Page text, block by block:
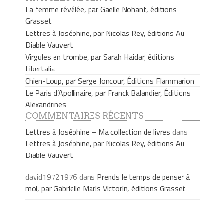
La femme révélée, par Gaëlle Nohant, éditions
Grasset
Lettres à Joséphine, par Nicolas Rey, éditions Au
Diable Vauvert
Virgules en trombe, par Sarah Haidar, éditions
Libertalia
Chien-Loup, par Serge Joncour, Éditions Flammarion
Le Paris d’Apollinaire, par Franck Balandier, Éditions
Alexandrines
COMMENTAIRES RÉCENTS
Lettres à Joséphine – Ma collection de livres dans
Lettres à Joséphine, par Nicolas Rey, éditions Au
Diable Vauvert
david19721976 dans Prends le temps de penser à
moi, par Gabrielle Maris Victorin, éditions Grasset